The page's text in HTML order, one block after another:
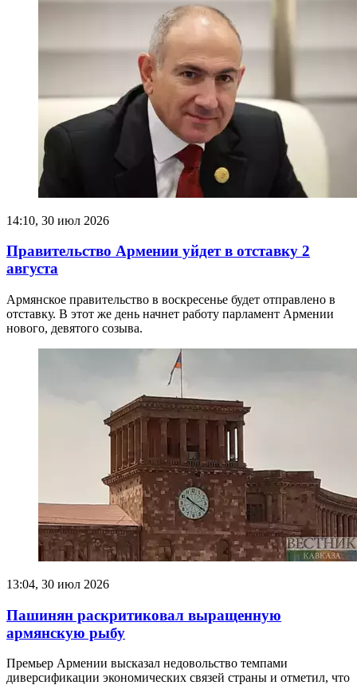
14:10, 30 июл 2026
Правительство Армении уйдет в отставку 2
августа
Армянское правительство в воскресенье будет отправлено в
отставку. В этот же день начнет работу парламент Армении
нового, девятого созыва.
13:04, 30 июл 2026
Пашинян раскритиковал выращенную
армянскую рыбу
Премьер Армении высказал недовольство темпами
диверсификации экономических связей страны и отметил, что